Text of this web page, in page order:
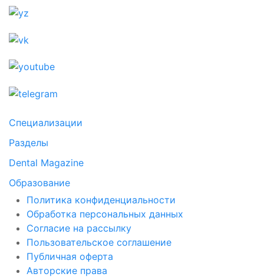
Специализации
Разделы
Dental Magazine
Образование
Политика конфиденциальности
Обработка персональных данных
Согласие на рассылку
Пользовательское соглашение
Публичная оферта
Авторские права